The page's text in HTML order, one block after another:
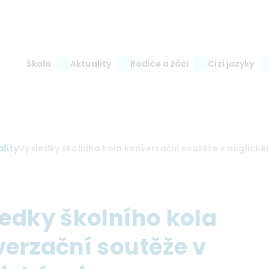
Main
Škola Aktuality Rodiče a žáci Cizí jazyky
Výsledky školního kola konverzační soutěže v
školního kola
soutěže v